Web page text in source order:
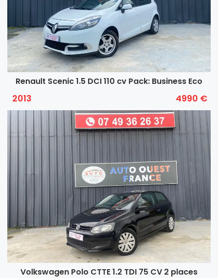
Renault Scenic 1.5 DCI 110 cv Pack: Business Eco
2013 4990 €
Volkswagen Polo CTTE 1.2 TDI 75 CV 2 places